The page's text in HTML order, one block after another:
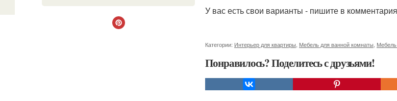
У вас есть свои варианты - пишите в
Категории: Интерьер для квартиры Мебель для ванной комнаты
Понравилось? Поделитесь с друзьями!